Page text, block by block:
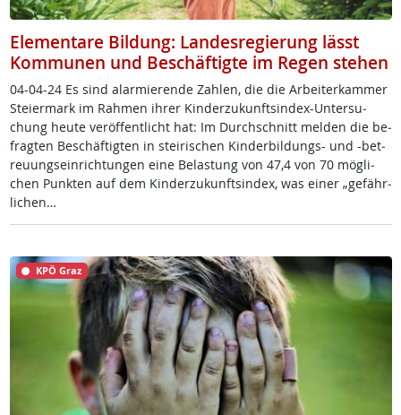
Elementare Bildung: Landesregierung lässt
Kommunen und Beschäftigte im Regen stehen
04-04-24 Es sind alar­mie­ren­de Zah­len, die die Ar­bei­ter­kam­mer
Stei­er­mark im Rah­men ih­rer Kin­der­zu­kunfts­in­dex-Un­ter­su­
chung heu­te ver­öf­f­ent­licht hat: Im Durch­schnitt mel­den die be­
frag­ten Be­schäf­tig­ten in stei­ri­schen Kin­der­bil­dungs- und -be­t­
reu­ung­s­ein­rich­tun­gen ei­ne Be­las­tung von 47,4 von 70 mög­li­
chen Punk­ten auf dem Kin­der­zu­kunfts­in­dex, was ei­ner „ge­fähr­
li­chen…
KPÖ Graz